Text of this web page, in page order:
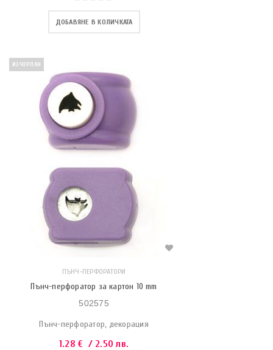
ДОБАВЯНЕ В КОЛИЧКАТА
ИЗЧЕРПАН
ПЪНЧ-ПЕРФОРАТОРИ
Пънч-перфоратор за картон 10 mm
502575
Пънч-перфоратор, декорация
1.28€ / 2.50 лв.